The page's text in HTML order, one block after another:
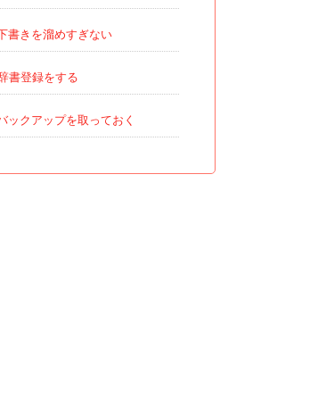
書きを溜めすぎない
書登録をする
ックアップを取っておく